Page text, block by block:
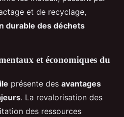
et de recyclage,
durable des déchets
et économiques du
présente des avantages
. La revalorisation des
des ressources